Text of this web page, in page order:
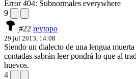
Error 404: Subnormales everywhere
9
#22 reytopo
29 jul 2013, 14:08
Siendo un dialecto de una lengua muerta
contadas sabrán leer pondrá lo que al
huevos.
4